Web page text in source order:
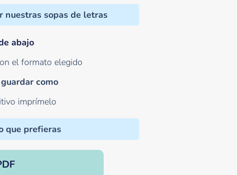
nuestras sopas de letras
abajo
el formato elegido
guardar como
imprímelo
que prefieras